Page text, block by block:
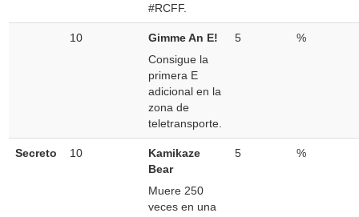
#RCFF.
10
Gimme An E!
Consigue la
primera E
adicional en la
zona de
teletransporte.
5 %
Secreto 10
Kamikaze
Bear
Muere 250
veces en una
5 %